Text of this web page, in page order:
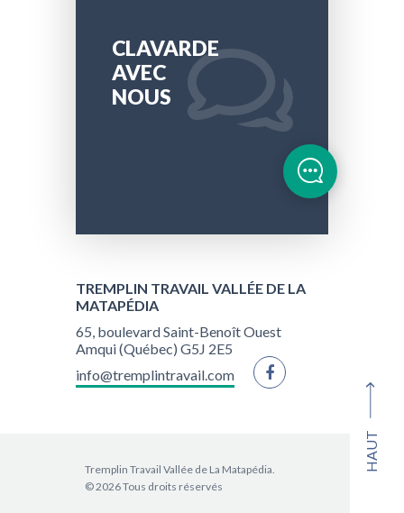
CLAVARDE
AVEC
NOUS
TREMPLIN TRAVAIL VALLÉE DE LA
MATAPÉDIA
65, boulevard Saint-Benoît Ouest
Amqui (Québec) G5J 2E5
info@tremplintravail.com
Tremplin Travail Vallée de La Matapédia.
© 2026 Tous droits réservés
HAUT